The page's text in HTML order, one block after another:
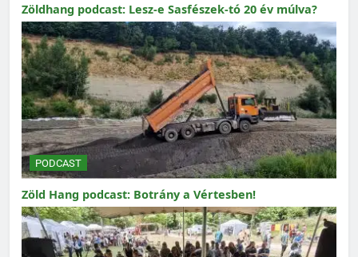
Zöldhang podcast: Lesz-e Sasfészek-tó 20 év múlva?
PODCAST
Zöld Hang podcast: Botrány a Vértesben!